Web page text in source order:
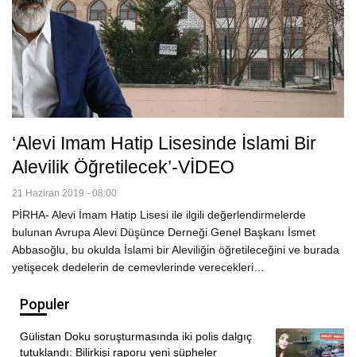
‘Alevi Imam Hatip Lisesinde İslami Bir
Alevilik Öğretilecek’-VİDEO
21 Haziran 2019 - 08:00
PİRHA- Alevi İmam Hatip Lisesi ile ilgili değerlendirmelerde
bulunan Avrupa Alevi Düşünce Derneği Genel Başkanı İsmet
Abbasoğlu, bu okulda İslami bir Aleviliğin öğretileceğini ve burada
yetişecek dedelerin de cemevlerinde verecekleri…
Populer
Gülistan Doku soruşturmasında iki polis dalgıç
tutuklandı: Bilirkişi raporu yeni şüpheler